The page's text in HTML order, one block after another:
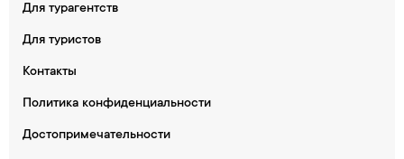
Для турагентств
Для туристов
Контакты
Политика конфиденциальности
Достопримечательности